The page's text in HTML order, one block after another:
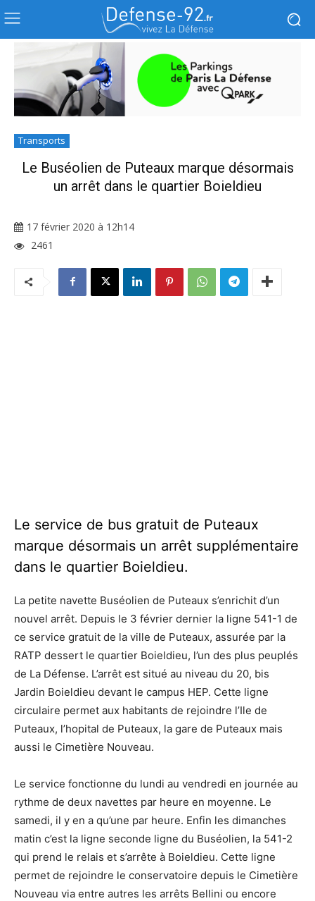
Transports
Le Buséolien de Puteaux marque désormais
un arrêt dans le quartier Boieldieu
17 février 2020 à 12h14
2461
Le service de bus gratuit de Puteaux
marque désormais un arrêt supplémentaire
dans le quartier Boieldieu.
La petite navette Buséolien de Puteaux s’enrichit d’un
nouvel arrêt. Depuis le 3 février dernier la ligne 541-1 de
ce service gratuit de la ville de Puteaux, assurée par la
RATP dessert le quartier Boieldieu, l’un des plus peuplés
de La Défense. L’arrêt est situé au niveau du 20, bis
Jardin Boieldieu devant le campus HEP. Cette ligne
circulaire permet aux habitants de rejoindre l’Ile de
Puteaux, l’hopital de Puteaux, la gare de Puteaux mais
aussi le Cimetière Nouveau.
Le service fonctionne du lundi au vendredi en journée au
rythme de deux navettes par heure en moyenne. Le
samedi, il y en a qu’une par heure. Enfin les dimanches
matin c’est la ligne seconde ligne du Buséolien, la 541-2
qui prend le relais et s’arrête à Boieldieu. Cette ligne
permet de rejoindre le conservatoire depuis le Cimetière
Nouveau via entre autres les arrêts Bellini ou encore